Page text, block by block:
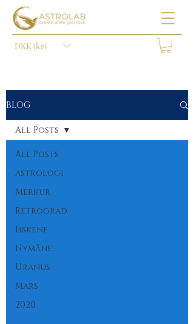
DKK (kr)
BLOG
All Posts
astrologi
Merkur
Retrograd
Fiskene
Nymåne
Uranus
Mars
2020
All Posts